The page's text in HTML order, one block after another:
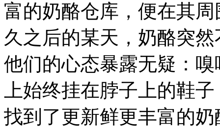
富的奶酪仓库，便在其
久之后的某天，奶酪突
他们的心态暴露无疑：
上始终挂在脖子上的鞋
找到了更新鲜更丰富的